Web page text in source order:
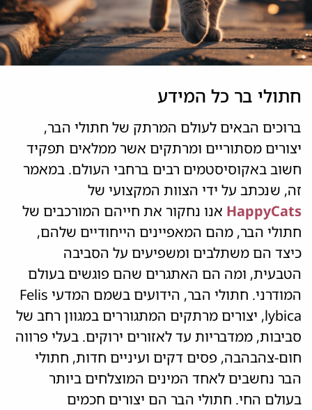
חתולי בר כל המידע
ברוכים הבאים לעולם המרתק של חתולי הבר,
יצורים מסתוריים ומרתקים אשר ממלאים תפקיד
חשוב באקוסיסטמים רבים ברחבי העולם. במאמר
זה, שנכתב על ידי הצוות המקצועי של
HappyCats אנו נחקור את חייהם המורכבים של
חתולי הבר, מהם המאפיינים הייחודיים שלהם,
כיצד הם משתלבים ומשפיעים על הסביבה
הטבעית, ומה הם האתגרים שהם פוגשים בעולם
המודרני. חתולי הבר, הידועים בשמם המדעי Felis
lybica, יצורים מרתקים המתגוררים במגוון רחב של
סביבות, ממדבריות עד לאזורים ירוקים. בעלי פרווה
חום-צהבהבה, פסים דקים ועיניים חדות, חתולי
הבר נחשבים לאחד המינים המוצלחים ביותר
בעולם החי. חתולי הבר הם יצורים חכמים